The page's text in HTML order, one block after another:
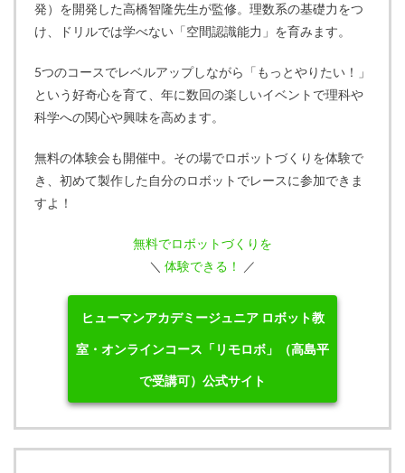
発）を開発した高橋智隆先生が監修。理数系の基礎力をつ
け、ドリルでは学べない「空間認識能力」を育みます。
5つのコースでレベルアップしながら「もっとやりたい！」
という好奇心を育て、年に数回の楽しいイベントで理科や
科学への関心や興味を高めます。
無料の体験会も開催中。その場でロボットづくりを体験で
き、初めて製作した自分のロボットでレースに参加できま
すよ！
無料でロボットづくりを
＼ 体験できる！ ／
ヒューマンアカデミージュニア ロボット教
室・オンラインコース「リモロボ」（高島平
で受講可）公式サイト